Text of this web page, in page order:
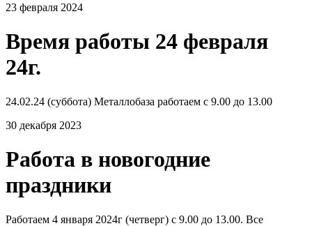
23 февраля 2024
Время работы 24 февраля
24г.
24.02.24 (суббота) Металлобаза работаем с 9.00 до 13.00
30 декабря 2023
Работа в новогодние
праздники
Работаем 4 января 2024г (четверг) с 9.00 до 13.00. Все